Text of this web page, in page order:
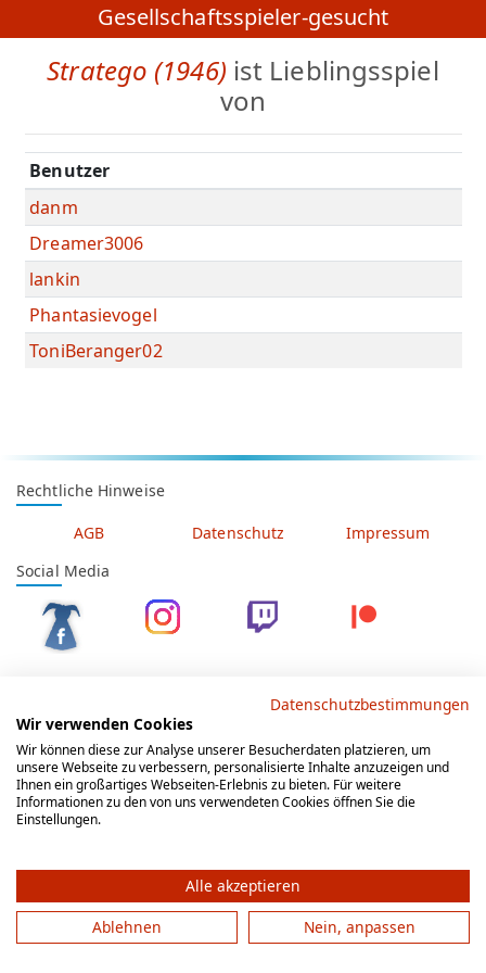
Gesellschaftsspieler-gesucht
Stratego (1946) ist Lieblingsspiel
von
Benutzer
danm
Dreamer3006
lankin
Phantasievogel
ToniBeranger02
Rechtliche Hinweise
AGB Datenschutz
Impressum
Social Media
© 2012 - 2026 by gesellschaftsspieler-gesucht.de
Datenschutzbestimmungen
Wir verwenden Cookies
Wir können diese zur Analyse unserer Besucherdaten platzieren, um
unsere Webseite zu verbessern, personalisierte Inhalte anzuzeigen und
Ihnen ein großartiges Webseiten-Erlebnis zu bieten. Für weitere
Informationen zu den von uns verwendeten Cookies öffnen Sie die
Einstellungen.
Alle akzeptieren
Ablehnen
Nein, anpassen